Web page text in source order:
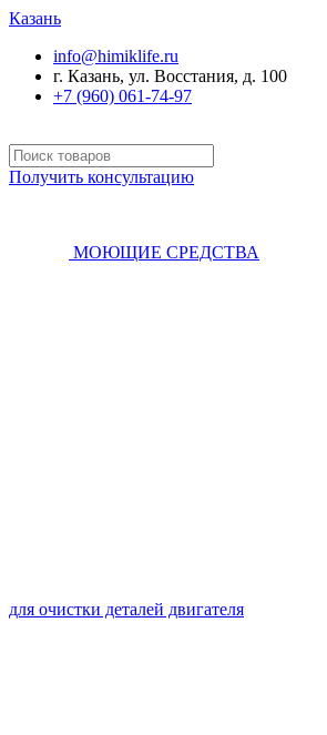
Казань
info@himiklife.ru
г. Казань, ул. Восстания, д. 100
+7 (960) 061-74-97
Получить консультацию
МОЮЩИЕ СРЕДСТВА
для очистки деталей двигателя